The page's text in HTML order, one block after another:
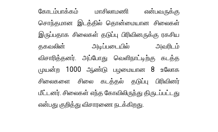
கோடம்பாக்கம் மாசிலாமணி என்பவருக்கு
சொந்தமான இடத்தில் தொன்மையான சிலைகள்
இருப்பதாக சிலைகள் தடுப்பு பிரிவினருக்கு ரகசிய
தகவலின் அடிப்படையில் அவரிடம்
விசாரித்தனர். அப்போது வெளிநாட்டிற்கு கடத்த
முயன்ற 1000 ஆண்டு பழமையான 8 உலோக
சிலைகளை சிலை கடத்தல் தடுப்பு பிரிவினர்
மீட்டனர். சிலைகள் எந்த கோவிலிருந்து திருடப்பட்டது
என்பது குறித்து விசாரணை நடக்கிறது.